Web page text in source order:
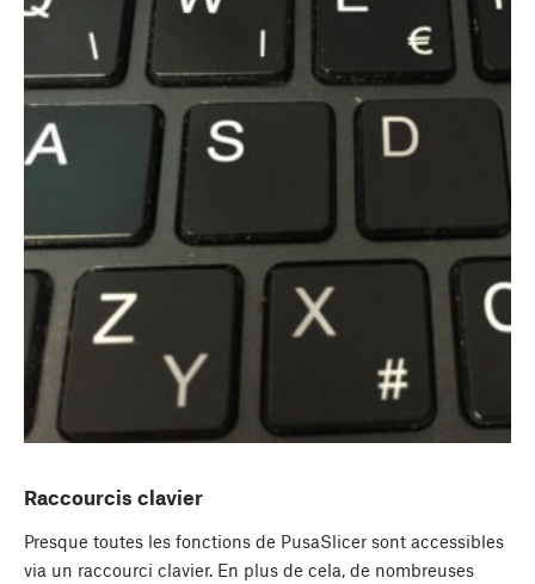
Raccourcis clavier
Presque toutes les fonctions de PusaSlicer sont accessibles
via un raccourci clavier. En plus de cela, de nombreuses